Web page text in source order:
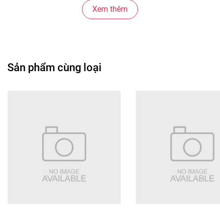
* Các món ngon từ sản phẩm
#tra #trasua #sua #tramaxtea #trasua #trasuainstant
#trasuangoai #trasuachinhhang #750g #25g #30goi
#drinkpowder #blackpinks #blackpinksvn #blackpinkscom
#blackpinkscomvn #blackpink #blackpinkvn
#blackpinkcom #blackpinkcomvn #blps #blpsvn
#blpscom #blpscomvn #blp #blpvn #blpcom #blpcomvn
Xem thêm
Sản phẩm cùng loại